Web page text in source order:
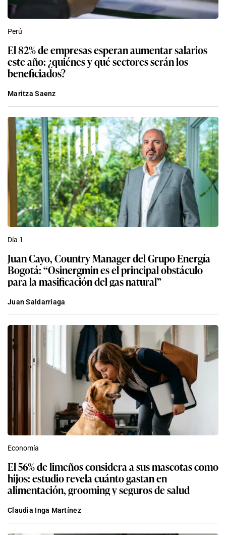
Perú
El 82% de empresas esperan aumentar salarios
este año: ¿quiénes y qué sectores serán los
beneficiados?
Maritza Saenz
Día 1
Juan Cayo, Country Manager del Grupo Energía
Bogotá: “Osinergmin es el principal obstáculo
para la masificación del gas natural”
Juan Saldarriaga
Economía
El 56% de limeños considera a sus mascotas como
hijos: estudio revela cuánto gastan en
alimentación, grooming y seguros de salud
Claudia Inga Martínez